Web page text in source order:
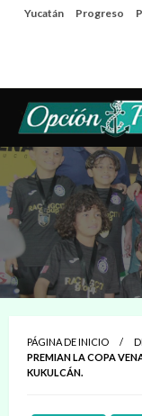
SaltaYucatán Progreso
Opción
Las noticias del
PÁGINA DE INICIO
PREMIAN LA COPA
KUKULCÁN.